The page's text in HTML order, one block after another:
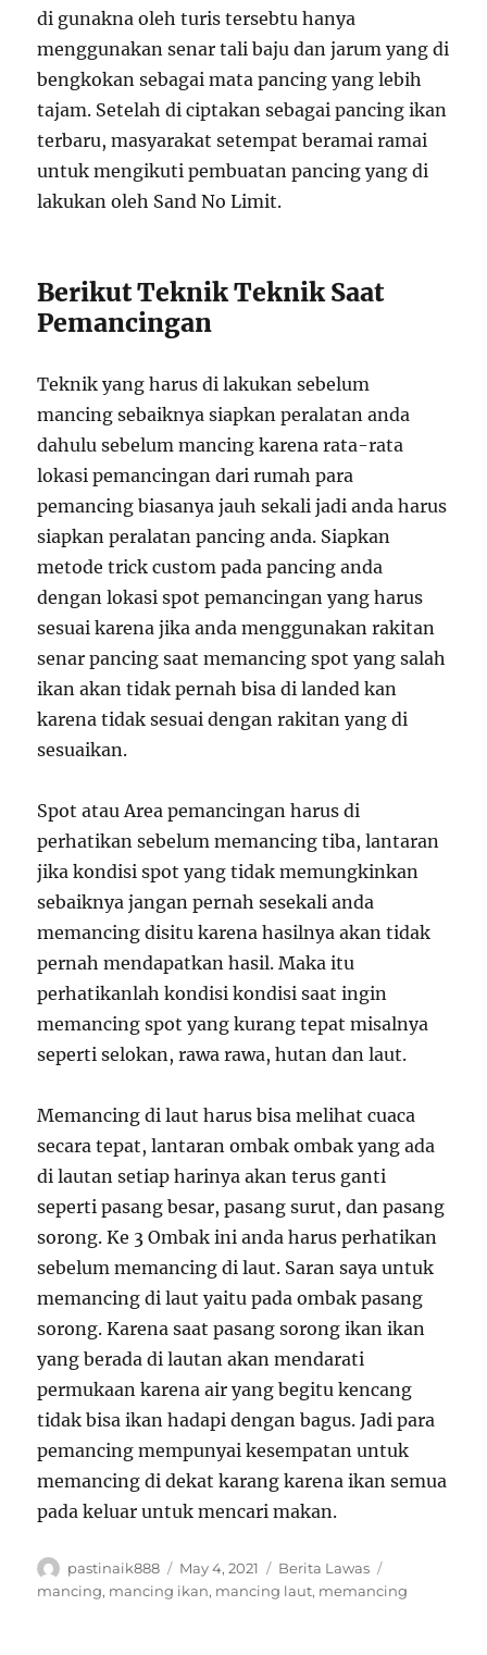
di gunakna oleh turis tersebtu hanya
menggunakan senar tali baju dan jarum yang di
bengkokan sebagai mata pancing yang lebih
tajam. Setelah di ciptakan sebagai pancing ikan
terbaru, masyarakat setempat beramai ramai
untuk mengikuti pembuatan pancing yang di
lakukan oleh Sand No Limit.
Berikut Teknik Teknik Saat
Pemancingan
Teknik yang harus di lakukan sebelum
mancing sebaiknya siapkan peralatan anda
dahulu sebelum mancing karena rata-rata
lokasi pemancingan dari rumah para
pemancing biasanya jauh sekali jadi anda harus
siapkan peralatan pancing anda. Siapkan
metode trick custom pada pancing anda
dengan lokasi spot pemancingan yang harus
sesuai karena jika anda menggunakan rakitan
senar pancing saat memancing spot yang salah
ikan akan tidak pernah bisa di landed kan
karena tidak sesuai dengan rakitan yang di
sesuaikan.
Spot atau Area pemancingan harus di
perhatikan sebelum memancing tiba, lantaran
jika kondisi spot yang tidak memungkinkan
sebaiknya jangan pernah sesekali anda
memancing disitu karena hasilnya akan tidak
pernah mendapatkan hasil. Maka itu
perhatikanlah kondisi kondisi saat ingin
memancing spot yang kurang tepat misalnya
seperti selokan, rawa rawa, hutan dan laut.
Memancing di laut harus bisa melihat cuaca
secara tepat, lantaran ombak ombak yang ada
di lautan setiap harinya akan terus ganti
seperti pasang besar, pasang surut, dan pasang
sorong. Ke 3 Ombak ini anda harus perhatikan
sebelum memancing di laut. Saran saya untuk
memancing di laut yaitu pada ombak pasang
sorong. Karena saat pasang sorong ikan ikan
yang berada di lautan akan mendarati
permukaan karena air yang begitu kencang
tidak bisa ikan hadapi dengan bagus. Jadi para
pemancing mempunyai kesempatan untuk
memancing di dekat karang karena ikan semua
pada keluar untuk mencari makan.
Author
pastinaik888
Posted
on
May 4, 2021 Categories
Berita Lawas
mancing, mancing ikan, mancing laut, memancing